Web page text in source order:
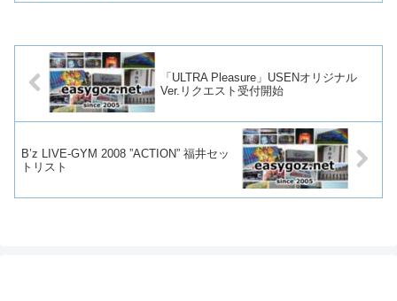
「ULTRA Pleasure」USENオリジナル
Ver.リクエスト受付開始
B’z LIVE-GYM 2008 ”ACTION” 福井セッ
トリスト